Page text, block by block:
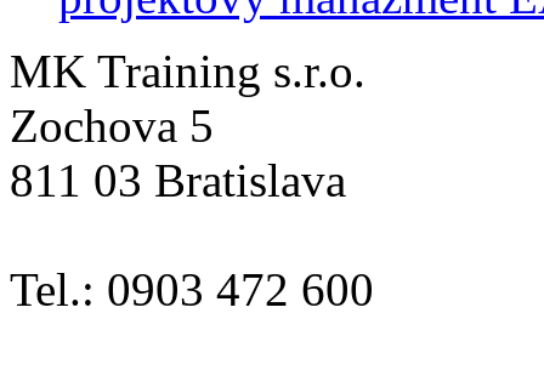
MK Training s.r.o.
Zochova 5
811 03 Bratislava
Tel.: 0903 472 600